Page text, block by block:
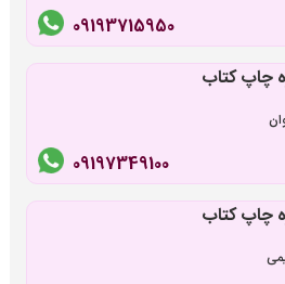
09193715950
چاپ کتاب
09197349100
چاپ کتاب